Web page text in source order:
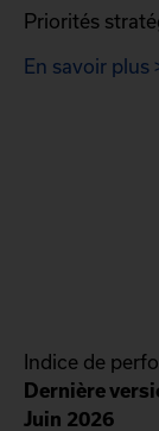
Priorités
En savoir plus
Indice de
Dernière
Juin 2026